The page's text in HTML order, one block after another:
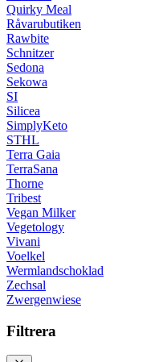
Quirky Meal
Råvarubutiken
Rawbite
Schnitzer
Sedona
Sekowa
SI
Silicea
SimplyKeto
STHL
Terra Gaia
TerraSana
Thorne
Tribest
Vegan Milker
Vegetology
Vivani
Voelkel
Wermlandschoklad
Zechsal
Zwergenwiese
Filtrera